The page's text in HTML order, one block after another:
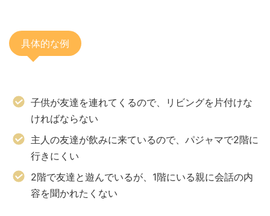
具体的な例
子供が友達を連れてくるので、リビングを片付けな
ければならない
主人の友達が飲みに来ているので、パジャマで2階に
行きにくい
2階で友達と遊んでいるが、1階にいる親に会話の内
容を聞かれたくない